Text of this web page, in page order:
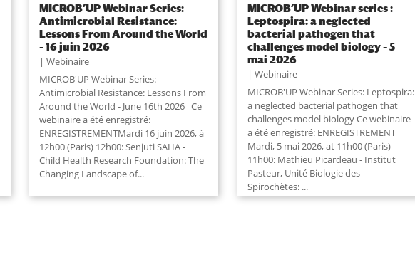
MICROB’UP Webinar Series:
Antimicrobial Resistance:
Lessons From Around the World
– 16 juin 2026
Webinaire
MICROB'UP Webinar Series:
Antimicrobial Resistance: Lessons From
Around the World - June 16th 2026 Ce
webinaire a été enregistré:
ENREGISTREMENTMardi 16 juin 2026, à
12h00 (Paris) 12h00: Senjuti SAHA -
Child Health Research Foundation: The
Changing Landscape of...
MICROB’UP Webinar series :
Leptospira: a neglected
bacterial pathogen that
challenges model biology – 5
mai 2026
Webinaire
MICROB'UP Webinar Series: Leptospira:
a neglected bacterial pathogen that
challenges model biology Ce webinaire
a été enregistré: ENREGISTREMENT
Mardi, 5 mai 2026, at 11h00 (Paris)
11h00: Mathieu Picardeau - Institut
Pasteur, Unité Biologie des
Spirochètes: ...